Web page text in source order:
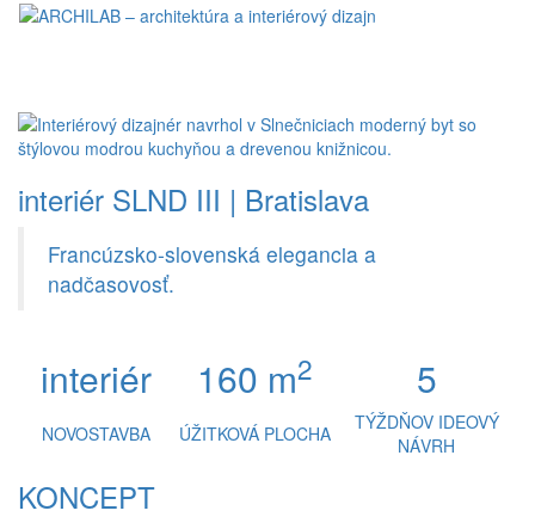
interiér SLND III | Bratislava
Francúzsko-slovenská elegancia a
nadčasovosť.
interiér 160 m2 5
NOVOSTAVBA ÚŽITKOVÁ PLOCHA
TÝŽDŇOV IDEOVÝ
NÁVRH
KONCEPT